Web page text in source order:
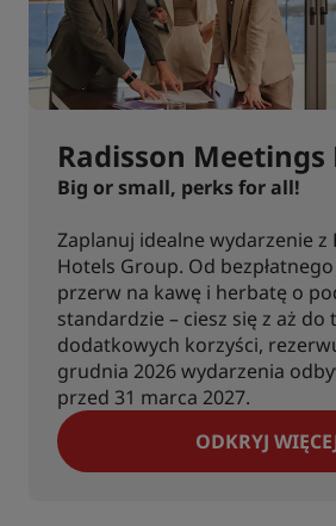
Radisson
Big or small, perks for all!
Zaplanuj idealne wydarzenie z
Hotels Group. Od
przerw na kawę i herbatę o
standardzie – ciesz się z aż do
dodatkowych korzyści,
grudnia 2026 wydarzenia
przed 31 marca 2027.
ODKRYJ